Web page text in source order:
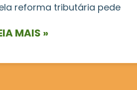
reforma tributária pede
MAIS »